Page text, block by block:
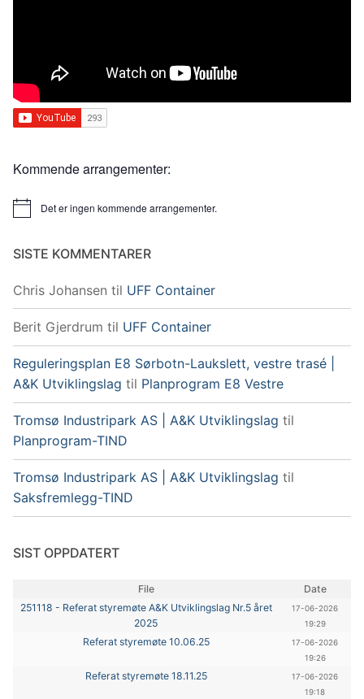
Kommende arrangementer:
MerknadDet er ingen kommende arrangementer.
SISTE KOMMENTARER
Chris Johansen til UFF Container
Berit Gjerdrum til UFF Container
Reguleringsplan E8 Sørbotn-Laukslett, vestre trasé |
A&K Utviklingslag til Planprogram E8 Vestre
Tromsø Industripark AS | A&K Utviklingslag til
Planprogram-TIND
Tromsø Industripark AS | A&K Utviklingslag til
Saksfremlegg-TIND
SIST OPPDATERT
File
Date
251118 - Referat styremøte A&K Utviklingslag Nr.5 året
2025
17-06-2026
19:29
Referat styremøte 10.06.25
17-06-2026
19:26
Referat styremøte 18.11.25
17-06-2026
19:18